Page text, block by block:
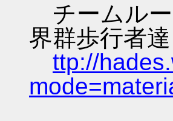
チームルー
界群歩行者達
ttp://